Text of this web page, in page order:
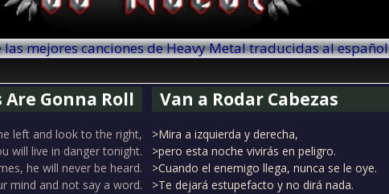
las mejores canciones de Heavy Metal traducidas al español
Are Gonna Roll Van a Rodar Cabezas
left and look to the right,
will live in danger tonight.
he will never be heard.
mind and not say a word.
>Mira a izquierda y derecha,
>pero esta noche vivirás en peligro.
>Cuando el enemigo llega, nunca se le oye.
>Te dejará estupefacto y no dirá nada.